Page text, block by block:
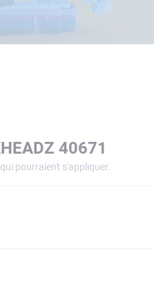
40671
pourraient s'appliquer.